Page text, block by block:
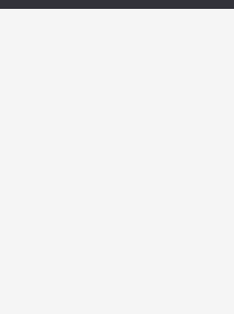
Güney Kore Gezilecek Yerler